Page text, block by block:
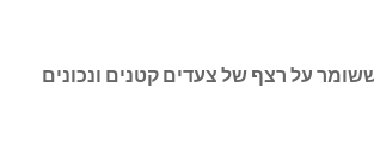
על רצף של צעדים קטנים ונכונים